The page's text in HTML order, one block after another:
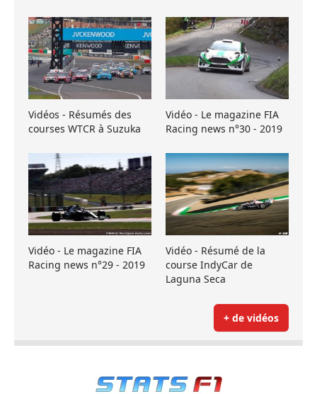
Vidéos - Résumés des
courses WTCR à Suzuka
Vidéo - Le magazine FIA
Racing news n°30 - 2019
Vidéo - Le magazine FIA
Racing news n°29 - 2019
Vidéo - Résumé de la
course IndyCar de
Laguna Seca
+ de vidéos